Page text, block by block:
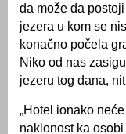
da može da
jezera u kom se
konačno počela
Niko od nas
jezeru tog dana,
„Hotel ionako
naklonost ka